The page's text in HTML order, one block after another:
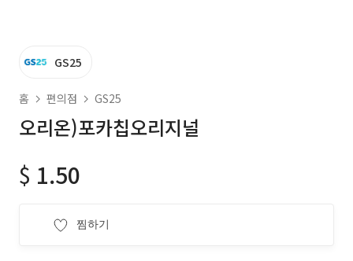
GS25
홈 편의점 GS25
오리온)포카칩오리지널
$ 1.50
찜하기